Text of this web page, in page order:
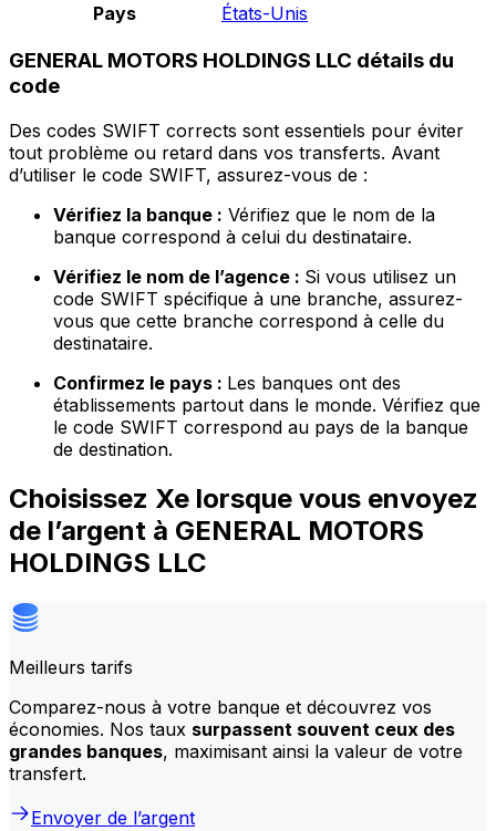
Pays
États-Unis
GENERAL MOTORS HOLDINGS LLC détails du
code
Des codes SWIFT corrects sont essentiels pour éviter
tout problème ou retard dans vos transferts. Avant
d’utiliser le code SWIFT, assurez-vous de :
Vérifiez la banque : Vérifiez que le nom de la
banque correspond à celui du destinataire.
Vérifiez le nom de l’agence : Si vous utilisez un
code SWIFT spécifique à une branche, assurez-
vous que cette branche correspond à celle du
destinataire.
Confirmez le pays : Les banques ont des
établissements partout dans le monde. Vérifiez que
le code SWIFT correspond au pays de la banque
de destination.
Choisissez Xe lorsque vous envoyez
de l’argent à GENERAL MOTORS
HOLDINGS LLC
Meilleurs tarifs
Comparez-nous à votre banque et découvrez vos
économies. Nos taux surpassent souvent ceux des
grandes banques, maximisant ainsi la valeur de votre
transfert.
Envoyer de l’argent